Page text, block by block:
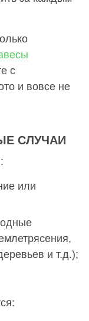
с
и вовсе не
СЛУЧАИ
или
и т.д.);